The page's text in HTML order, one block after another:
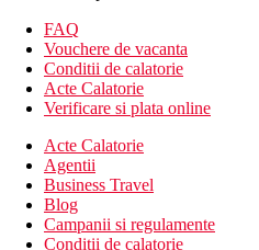
Descrierea hotelului
Hotelul dispune de:
187 camere
lobby bar
restaurant principal
restaurant italian a la carte
piscina exterioara cu
terasa la soare
FAQ
Vouchere de vacanta
Conditii de calatorie
Acte Calatorie
Verificare si plata online
Acte Calatorie
Agentii
Business Travel
Blog
Campanii si regulamente
Conditii de calatorie